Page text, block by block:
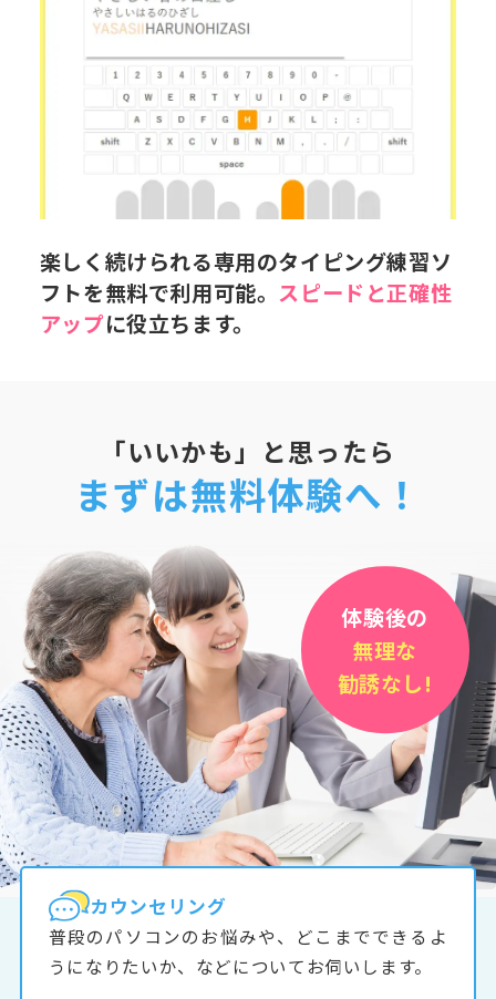
楽しく続けられる専用のタイピング練習ソ
フトを無料で利用可能。 スピードと正確性
アップに役立ちます。
「いいかも」と思ったら
まずは無料体験へ！
体験後の
無理な
勧誘なし!
カウンセリング
普段のパソコンのお悩みや、どこまでできるよ
うになりたいか、などについてお伺いします。